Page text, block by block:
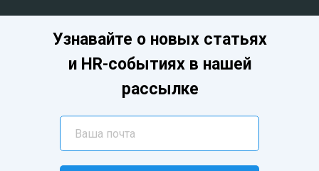
Узнавайте о новых статьях
и HR-событиях в нашей
рассылке